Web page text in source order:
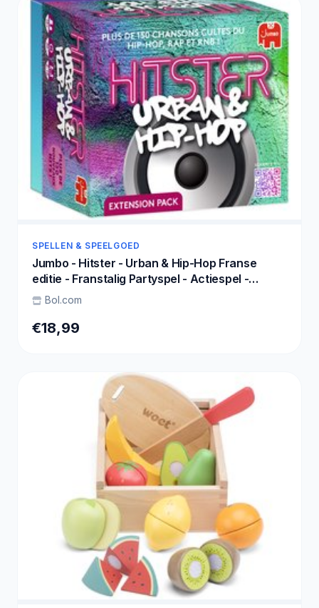
SPELLEN & SPEELGOED
Jumbo - Hitster - Urban & Hip-Hop Franse
editie - Franstalig Partyspel - Actiespel -
Muziekspel vanaf 16 jaar
Bol.com
€18,99